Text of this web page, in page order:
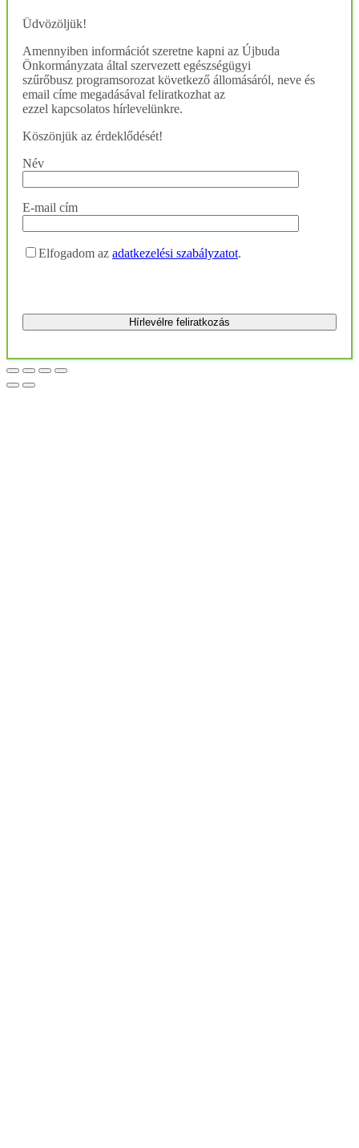
Üdvözöljük!
Amennyiben információt szeretne kapni az Újbuda
Önkormányzata által szervezett egészségügyi
szűrőbusz programsorozat következő állomásáról, neve és
email címe megadásával feliratkozhat az
ezzel kapcsolatos hírlevelünkre.
Köszönjük az érdeklődését!
Név
E-mail cím
Elfogadom az adatkezelési szabályzatot.